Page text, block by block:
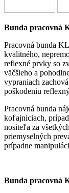
Bunda pracovná
Pracovná bunda
kvalitného,
reflexné prvky so
väčšieho a
vypraniach
poškodeniu
Pracovná bunda
koľajniciach,
nositeľa za
priemyselných
prípadne
Bunda pracovná